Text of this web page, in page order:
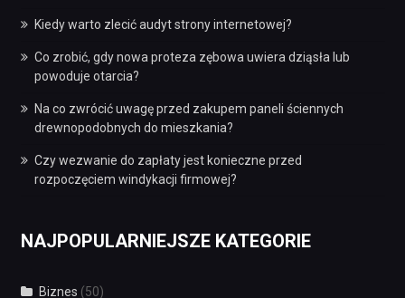
Kiedy warto zlecić audyt strony internetowej?
Co zrobić, gdy nowa proteza zębowa uwiera dziąsła lub
powoduje otarcia?
Na co zwrócić uwagę przed zakupem paneli ściennych
drewnopodobnych do mieszkania?
Czy wezwanie do zapłaty jest konieczne przed
rozpoczęciem windykacji firmowej?
NAJPOPULARNIEJSZE KATEGORIE
Biznes (50)